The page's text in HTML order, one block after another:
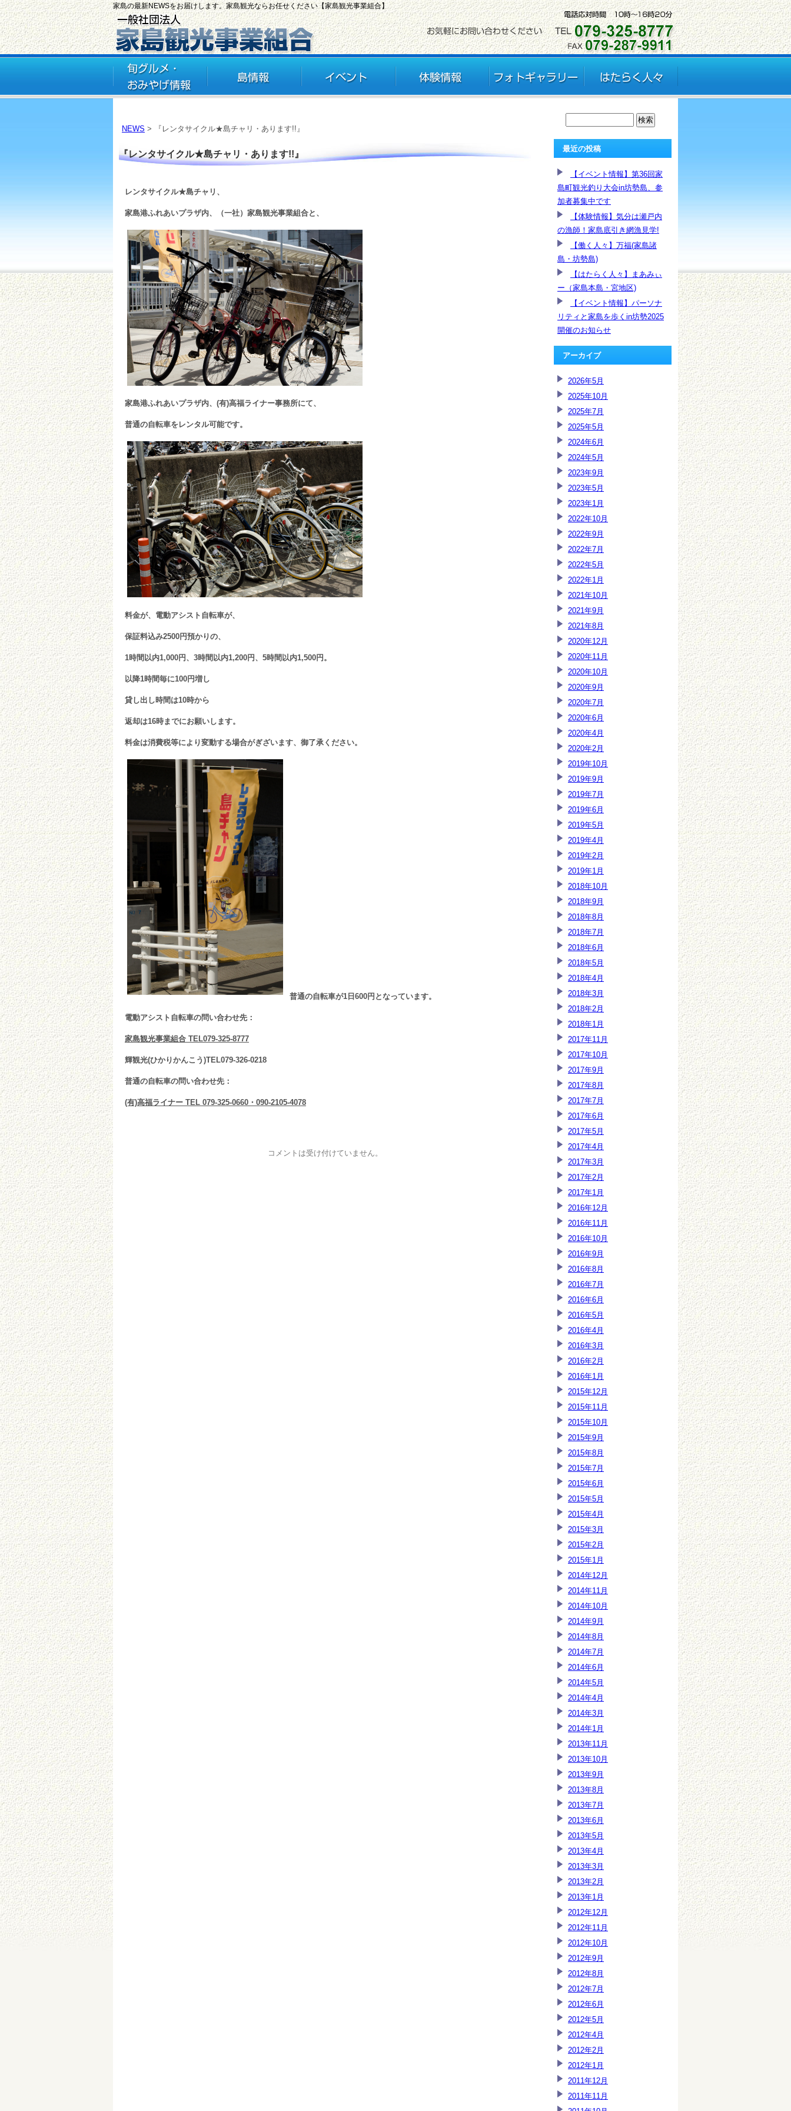
家島の最新NEWSをお届けします。家島観光ならお任せください【家島観光事業組合】
NEWS > 『レンタサイクル★島チャリ・あります!!』
『レンタサイクル★島チャリ・あります!!』
レンタサイクル★島チャリ、
家島港ふれあいプラザ内、（一社）家島観光事業組合と、
家島港ふれあいプラザ内、(有)高福ライナー事務所にて、
普通の自転車をレンタル可能です。
料金が、電動アシスト自転車が、
保証料込み2500円預かりの、
1時間以内1,000円、3時間以内1,200円、5時間以内1,500円。
以降1時間毎に100円増し
貸し出し時間は10時から
返却は16時までにお願いします。
料金は消費税等により変動する場合がぎざいます、御了承ください。
普通の自転車が1日600円となっています。
電動アシスト自転車の問い合わせ先：
家島観光事業組合 TEL079-325-8777
輝観光(ひかりかんこう)TEL079-326-0218
普通の自転車の問い合わせ先：
(有)高福ライナー TEL 079-325-0660・090-2105-4078
コメントは受け付けていません。
最近の投稿
【イベント情報】第36回家
島町観光釣り大会in坊勢島、参
加者募集中です
【体験情報】気分は瀬戸内
の漁師！家島底引き網漁見学!
【働く人々】万福(家島諸
島・坊勢島)
【はたらく人々】まあみぃ
ー（家島本島・宮地区)
【イベント情報】パーソナ
リティと家島を歩くin坊勢2025
開催のお知らせ
アーカイブ
2026年5月
2025年10月
2025年7月
2025年5月
2024年6月
2024年5月
2023年9月
2023年5月
2023年1月
2022年10月
2022年9月
2022年7月
2022年5月
2022年1月
2021年10月
2021年9月
2021年8月
2020年12月
2020年11月
2020年10月
2020年9月
2020年7月
2020年6月
2020年4月
2020年2月
2019年10月
2019年9月
2019年7月
2019年6月
2019年5月
2019年4月
2019年2月
2019年1月
2018年10月
2018年9月
2018年8月
2018年7月
2018年6月
2018年5月
2018年4月
2018年3月
2018年2月
2018年1月
2017年11月
2017年10月
2017年9月
2017年8月
2017年7月
2017年6月
2017年5月
2017年4月
2017年3月
2017年2月
2017年1月
2016年12月
2016年11月
2016年10月
2016年9月
2016年8月
2016年7月
2016年6月
2016年5月
2016年4月
2016年3月
2016年2月
2016年1月
2015年12月
2015年11月
2015年10月
2015年9月
2015年8月
2015年7月
2015年6月
2015年5月
2015年4月
2015年3月
2015年2月
2015年1月
2014年12月
2014年11月
2014年10月
2014年9月
2014年8月
2014年7月
2014年6月
2014年5月
2014年4月
2014年3月
2014年1月
2013年11月
2013年10月
2013年9月
2013年8月
2013年7月
2013年6月
2013年5月
2013年4月
2013年3月
2013年2月
2013年1月
2012年12月
2012年11月
2012年10月
2012年9月
2012年8月
2012年7月
2012年6月
2012年5月
2012年4月
2012年2月
2012年1月
2011年12月
2011年11月